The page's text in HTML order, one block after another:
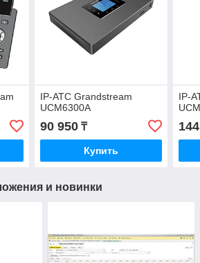
IP-АТС Grandstream
UCM6300A
90 950₸
Купить
IP-
и новинки